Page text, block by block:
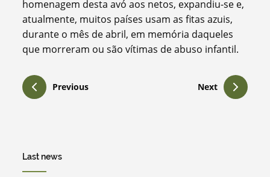
homenagem desta avó aos netos, expandiu-se e,
atualmente, muitos países usam as fitas azuis,
durante o mês de abril, em memória daqueles
que morreram ou são vítimas de abuso infantil.
Previous Next
Last news